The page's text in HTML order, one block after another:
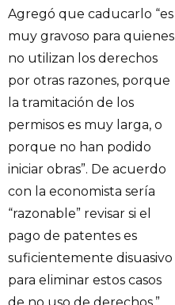
Agregó que caducarlo “es
muy gravoso para quienes
no utilizan los derechos
por otras razones, porque
la tramitación de los
permisos es muy larga, o
porque no han podido
iniciar obras”. De acuerdo
con la economista sería
“razonable” revisar si el
pago de patentes es
suficientemente disuasivo
para eliminar estos casos